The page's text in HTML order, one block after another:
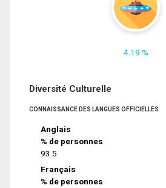
4.19 %
Diversité Culturelle
CONNAISSANCE DES LANGUES OFFICIELLES
Anglais
% de personnes
93.5
Français
% de personnes